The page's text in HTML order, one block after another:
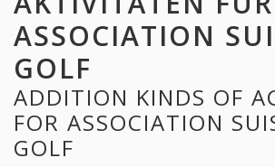
ASSOCIATION
GOLF
ADDITION KINDS OF
FOR ASSOCIATION
GOLF